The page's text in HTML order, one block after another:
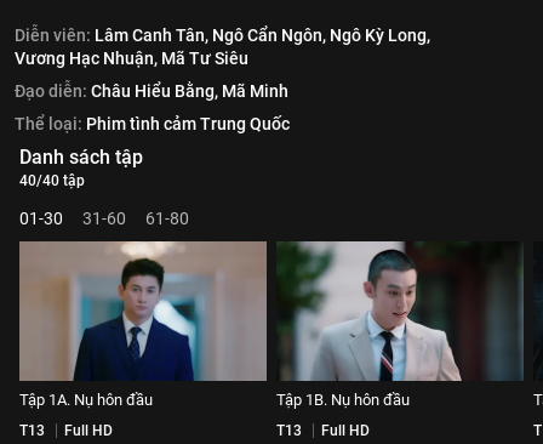
Diễn viên: Lâm Canh Tân, Ngô Cẩn Ngôn, Ngô Kỳ Long,
Vương Hạc Nhuận, Mã Tư Siêu
Đạo diễn: Châu Hiểu Bằng, Mã Minh
Thể loại: Phim tình cảm Trung Quốc
Danh sách tập
40/40 tập
01-30 31-60 61-80
Tập 1A. Nụ hôn đầu
T13 Full HD
Tập 1B. Nụ hôn đầu
T13 Full HD